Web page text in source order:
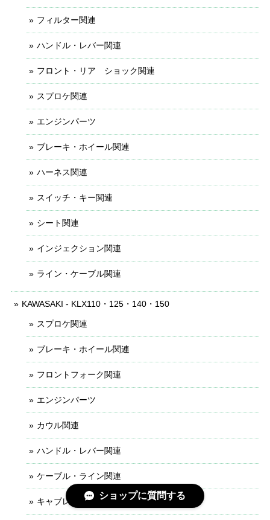
フィルター関連
ハンドル・レバー関連
フロント・リア ショック関連
スプロケ関連
エンジンパーツ
ブレーキ・ホイール関連
ハーネス関連
スイッチ・キー関連
シート関連
インジェクション関連
ライン・ケーブル関連
KAWASAKI - KLX110・125・140・150
スプロケ関連
ブレーキ・ホイール関連
フロントフォーク関連
エンジンパーツ
カウル関連
ハンドル・レバー関連
ケーブル・ライン関連
キャブレター関連
ショップに質問する